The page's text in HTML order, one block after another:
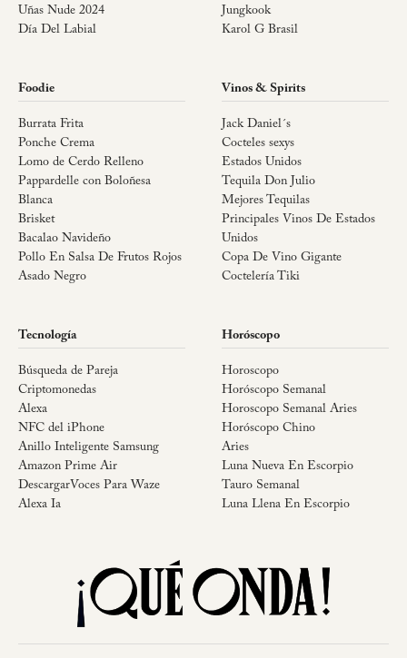
Uñas Nude 2024
Día Del Labial
Jungkook
Karol G Brasil
Foodie
Burrata Frita
Ponche Crema
Lomo de Cerdo Relleno
Pappardelle con Boloñesa
Blanca
Brisket
Bacalao Navideño
Pollo En Salsa De Frutos Rojos
Asado Negro
Vinos & Spirits
Jack Daniel´s
Cocteles sexys
Estados Unidos
Tequila Don Julio
Mejores Tequilas
Principales Vinos De Estados
Unidos
Copa De Vino Gigante
Coctelería Tiki
Tecnología
Búsqueda de Pareja
Criptomonedas
Alexa
NFC del iPhone
Anillo Inteligente Samsung
Amazon Prime Air
DescargarVoces Para Waze
Alexa Ia
Horóscopo
Horoscopo
Horóscopo Semanal
Horoscopo Semanal Aries
Horóscopo Chino
Aries
Luna Nueva En Escorpio
Tauro Semanal
Luna Llena En Escorpio